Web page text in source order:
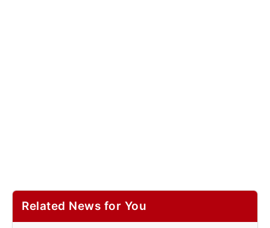
Related News for You